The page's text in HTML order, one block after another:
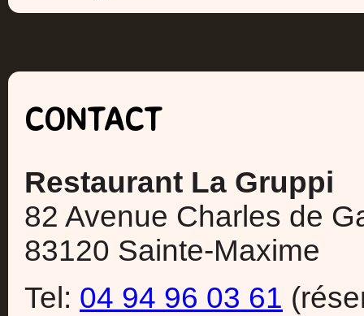
CONTACT
Restaurant La Gruppi
82 Avenue Charles de
83120 Sainte-Maxime
Tel: 04 94 96 03 61